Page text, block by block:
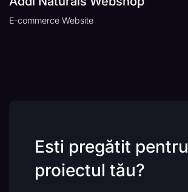
E-commerce Website
Esti pregătit pentru
proiectul tău?